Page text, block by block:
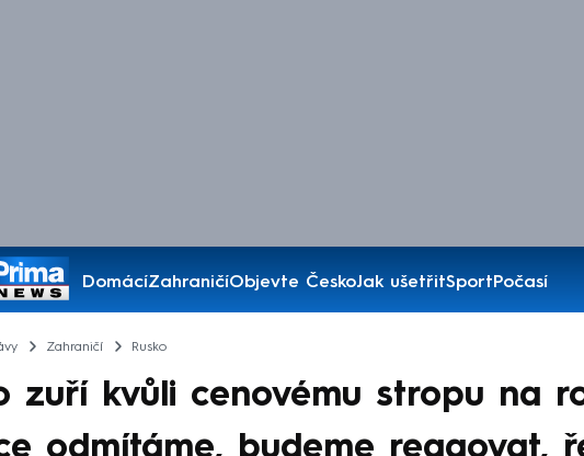
DomácíZahraničíObjevte ČeskoJak ušetřitSportPočasí
Pořady
Zahraničí Rusko
zuří kvůli cenovému stropu na
odmítáme, budeme reagovat,